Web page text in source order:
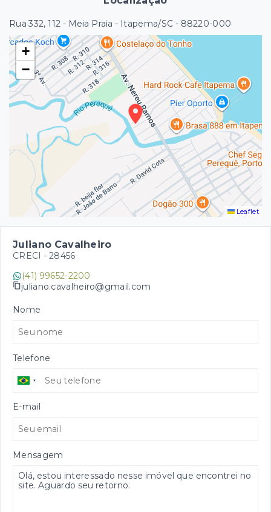
Rua 332, 112 - Meia Praia - Itapema/SC - 88220-000
+
−
Leaflet
Juliano Cavalheiro
CRECI - 28456
(41) 99652-2200
juliano.cavalheiro@gmail.com
Nome
Telefone
E-mail
Mensagem